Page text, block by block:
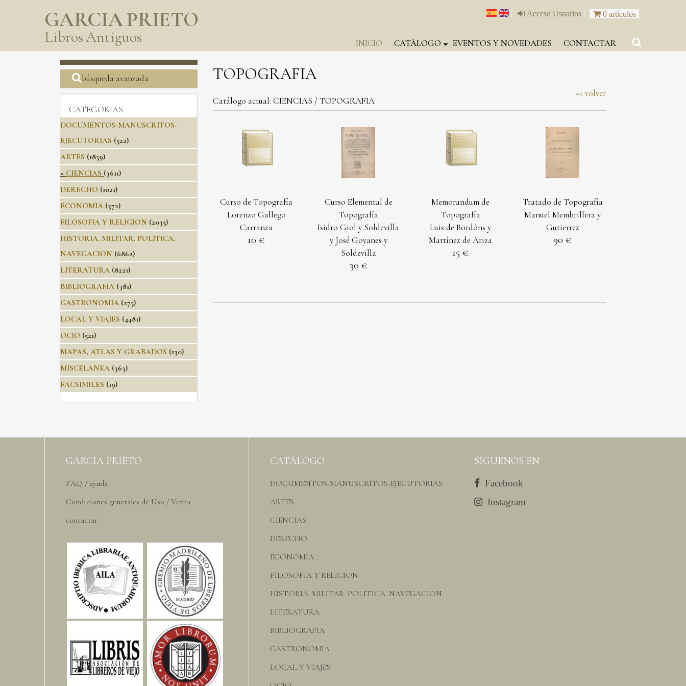
GARCIA PRIETO
Libros Antiguos
0 artículos
Acceso Usuarios |
|
INICIO CATÁLOGO EVENTOS Y NOVEDADES CONTACTAR
búsqueda avanzada
CATEGORIAS
DOCUMENTOS-MANUSCRITOS-
EJECUTORIAS (522)
ARTES (1859)
» CIENCIAS (3611)
DERECHO (1021)
ECONOMIA (372)
FILOSOFIA Y RELIGION (2035)
HISTORIA. MILITAR. POLITICA.
NAVEGACION (6862)
LITERATURA (8221)
BIBLIOGRAFIA (381)
GASTRONOMIA (275)
LOCAL Y VIAJES (4481)
OCIO (521)
MAPAS, ATLAS Y GRABADOS (130)
MISCELANEA (363)
FACSIMILES (19)
TOPOGRAFIA
volver
Catálogo actual: CIENCIAS /TOPOGRAFIA
Curso de Topografía
Lorenzo Gallego
Carranza
10
Curso Elemental de
Topografía
Isidro Giol y Soldevilla
y José Goyanes y
Soldevilla
30
Memorandum de
Topografía
Luis de Bordóns y
Martínez de Ariza
15
Tratado de Topografía
Manuel Membrillera y
Gutierrez
90
GARCIA PRIETO
FAQ / ayuda
Condiciones generales de Uso / Venta
contactar
CATÁLOGO
DOCUMENTOS-MANUSCRITOS-EJECUTORIAS
ARTES
CIENCIAS
DERECHO
ECONOMIA
FILOSOFIA Y RELIGION
HISTORIA. MILITAR. POLITICA. NAVEGACION
LITERATURA
BIBLIOGRAFIA
GASTRONOMIA
LOCAL Y VIAJES
SÍGUENOS EN
Facebook
Instagram